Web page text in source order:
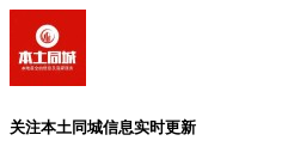
关注本土同城信息实时更新